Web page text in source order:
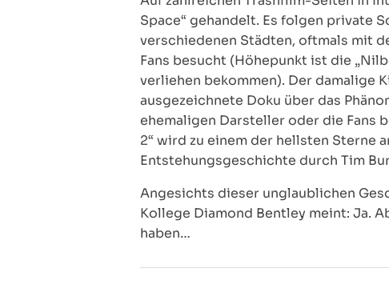
Space“ gehandelt. Es folgen private
verschiedenen Städten, oftmals mit
Fans besucht (Höhepunkt ist die
verliehen bekommen). Der damalige
ausgezeichnete Doku über das
ehemaligen Darsteller oder die Fans
2“ wird zu einem der hellsten Sterne
Entstehungsgeschichte durch Tim
Angesichts dieser unglaublichen
Kollege Diamond Bentley meint: Ja.
haben…